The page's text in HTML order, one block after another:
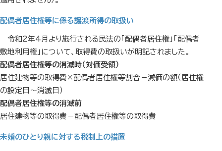
配偶者居住権等に係る譲渡所得の取扱い
令和2年4月より施行される民法の「配偶者居住権」「配偶者
敷地利用権」について、取得費の取扱いが明記されました。
配偶者居住権等の消滅時（対価受領）
居住建物等の取得費×配偶者居住権等割合－減価の額（居住権
の設定日～消滅日）
配偶者居住権等の消滅前
居住建物等の取得費－配偶者居住権等の取得費
未婚のひとり親に対する税制上の措置